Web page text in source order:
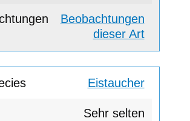
Beobachtungen
dieser Art
Eistaucher
Sehr selten